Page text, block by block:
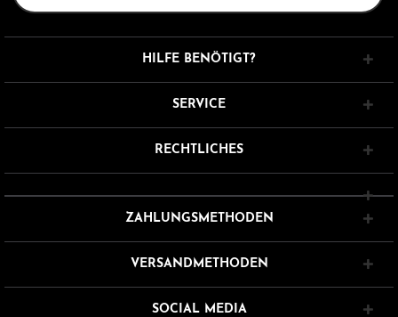
HILFE BENÖTIGT?
SERVICE
RECHTLICHES
ZAHLUNGSMETHODEN
VERSANDMETHODEN
SOCIAL MEDIA